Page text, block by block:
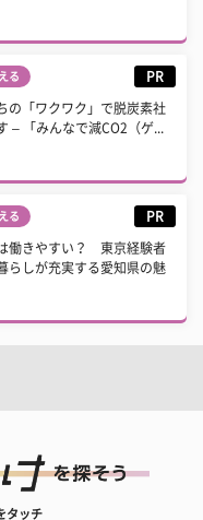
る PR
の「ワクワク」で脱炭素社
– 「みんなで減CO2（ゲ...
る PR
働きやすい？ 東京経験者
らしが充実する愛知県の魅
タッチ